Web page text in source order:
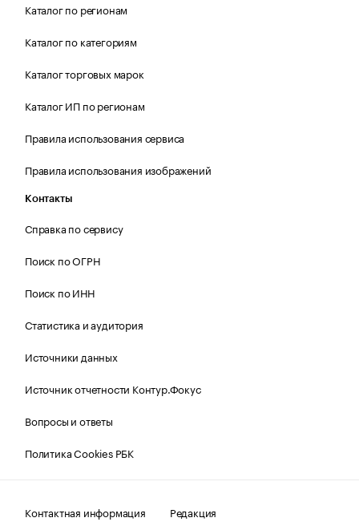
Каталог по регионам
Каталог по категориям
Каталог торговых марок
Каталог ИП по регионам
Правила использования сервиса
Правила использования изображений
Контакты
Справка по сервису
Поиск по ОГРН
Поиск по ИНН
Статистика и аудитория
Источники данных
Источник отчетности Контур.Фокус
Вопросы и ответы
Политика Cookies РБК
Контактная информация Редакция